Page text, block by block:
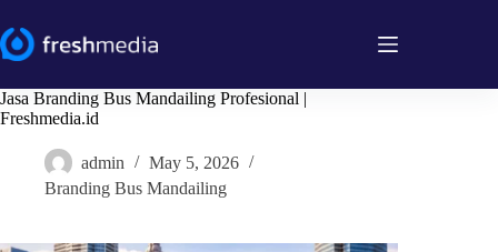
to
content
Jasa Branding Bus Mandailing Profesional |
Freshmedia.id
admin
May 5, 2026
Branding Bus Mandailing